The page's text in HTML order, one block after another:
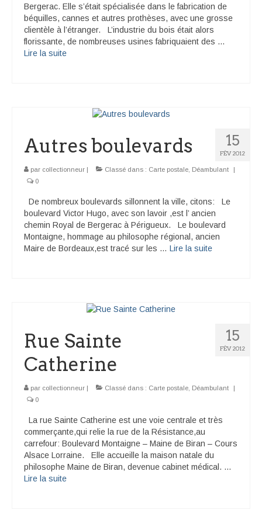
Bergerac. Elle s’était spécialisée dans le fabrication de
béquilles, cannes et autres prothèses, avec une grosse
clientèle à l’étranger. L’industrie du bois était alors
florissante, de nombreuses usines fabriquaient des …
Lire la suite­­
15
FÉV 2012
Autres boulevards
par collectionneur | Classé dans : Carte postale Déambulant
|
0
De nombreux boulevards sillonnent la ville, citons: Le
boulevard Victor Hugo, avec son lavoir ,est l’ ancien
chemin Royal de Bergerac à Périgueux. Le boulevard
Montaigne, hommage au philosophe régional, ancien
Maire de Bordeaux,est tracé sur les … Lire la suite­­
15
FÉV 2012
Rue Sainte
Catherine
par collectionneur | Classé dans : Carte postale Déambulant
|
0
La rue Sainte Catherine est une voie centrale et très
commerçante,qui relie la rue de la Résistance,au
carrefour: Boulevard Montaigne – Maine de Biran – Cours
Alsace Lorraine. Elle accueille la maison natale du
philosophe Maine de Biran, devenue cabinet médical. …
Lire la suite­­